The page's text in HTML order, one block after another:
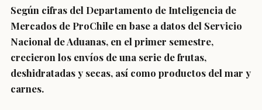
Según cifras del Departamento de Inteligencia de
Mercados de ProChile en base a datos del Servicio
Nacional de Aduanas, en el primer semestre,
crecieron los envíos de una serie de frutas,
deshidratadas y secas, así como productos del mar y
carnes.